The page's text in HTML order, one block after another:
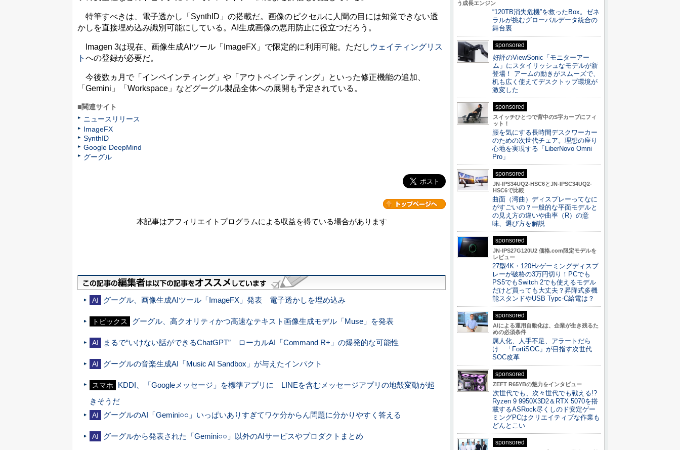
特筆すべきは、電子透かし「SynthID」の搭載だ。画像のピクセルに人間の目には知覚できない透
かしを直接埋め込み識別可能にしている。AI生成画像の悪用防止に役立つだろう。
Imagen 3は現在、画像生成AIツール「ImageFX」で限定的に利用可能。ただし ウェイティングリス
ト への登録が必要だ。
今後数ヵ月で「インペインティング」や「アウトペインティング」といった修正機能の追加、
「Gemini」「Workspace」などグーグル製品全体への展開も予定されている。
■関連サイト
ニュースリリース
ImageFX
SynthID
Google DeepMind
グーグル
本記事はアフィリエイトプログラムによる収益を得ている場合があります
AI グーグル、画像生成AIツール「ImageFX」発表 電子透かしを埋め込み
トピックス グーグル、高クオリティかつ高速なテキスト画像生成モデル「Muse」を発表
AI まるで“いけない話ができるChatGPT” ローカルAI「Command R+」の爆発的な可能性
AI グーグルの音楽生成AI「Music AI Sandbox」が与えたインパクト
スマホ
KDDI、「Googleメッセージ」を標準アプリに LINEを含むメッセージアプリの地殻変動が起
きそうだ
AI グーグルのAI「Gemini○○」いっぱいありすぎてワケ分からん問題に分かりやすく答える
AI グーグルから発表された「Gemini○○」以外のAIサービスやプロダクトまとめ
う成長エンジン
“120TB消失危機”を救ったBox。ゼネ
ラルが挑むグローバルデータ統合の
舞台裏
sponsored
好評のViewSonic「モニターアー
ム」にスタイリッシュなモデルが新
登場！ アームの動きがスムーズで、
机も広く使えてデスクトップ環境が
激変した
sponsored
スイッチひとつで背中のS字カーブにフィ
ット！
腰を気にする長時間デスクワーカー
のための次世代チェア。理想の座り
心地を実現する「LiberNovo Omni
Pro」
sponsored
JN-IPS34UQ2-HSC6とJN-IPSC34UQ2-
HSC6で比較
曲面（湾曲）ディスプレーってなに
がすごいの？一般的な平面モデルと
の見え方の違いや曲率（R）の意
味、選び方を解説
sponsored
JN-IPS27G120U2 価格.com限定モデルを
レビュー
27型4K・120Hzゲーミングディスプ
レーが破格の3万円切り！PCでも
PS5でもSwitch 2でも使えるモデル
だけど買っても大丈夫？昇降式多機
能スタンドやUSB Typc-C給電は？
sponsored
AIによる運用自動化は、企業が生き残るた
めの必須条件
属人化、人手不足、アラートだら
け 「FortiSOC」が目指す次世代
SOC改革
sponsored
ZEFT R65YBの魅力をインタビュー
次世代でも、次々世代でも戦える!?
Ryzen 9 9950X3D2＆RTX 5070を搭
載するASRock尽くしのド安定ゲー
ミングPCはクリエイティブな作業も
どんとこい
sponsored